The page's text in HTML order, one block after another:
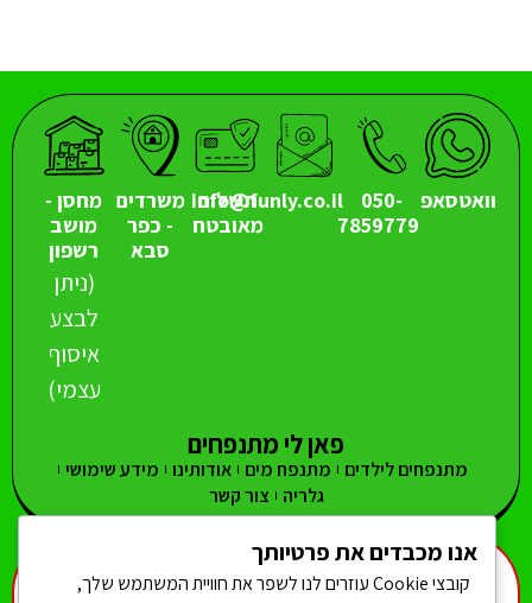
וואטסאפ
050-
7859779
info@funly.co.il
תשלום
מאובטח
משרדים
- כפר
סבא
מחסן -
מושב
רשפון
(ניתן
לבצע
איסוף
עצמי)
מתנפחים לילדים מתנפח מים אודותינו מידע שימושי
גלריה
צור קשר
פאן לי מתנפחים
מתנפח מים מגלשות מים מגלשה גבוהה
מתנפחים קטנים
מתנפחים צרים מתנפח אתגרון מתנפחים לנסיכות
אנו מכבדים את פרטיותך
קובצי Cookie עוזרים לנו לשפר את חוויית המשתמש שלך,